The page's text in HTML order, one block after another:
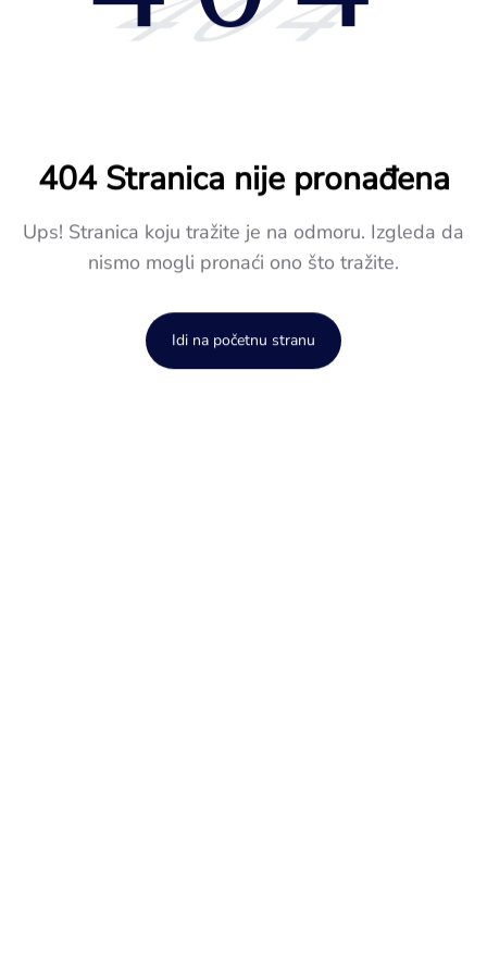
404 Stranica nije pronađena
Ups! Stranica koju tražite je na odmoru. Izgleda da
nismo mogli pronaći ono što tražite.
Idi na početnu stranu